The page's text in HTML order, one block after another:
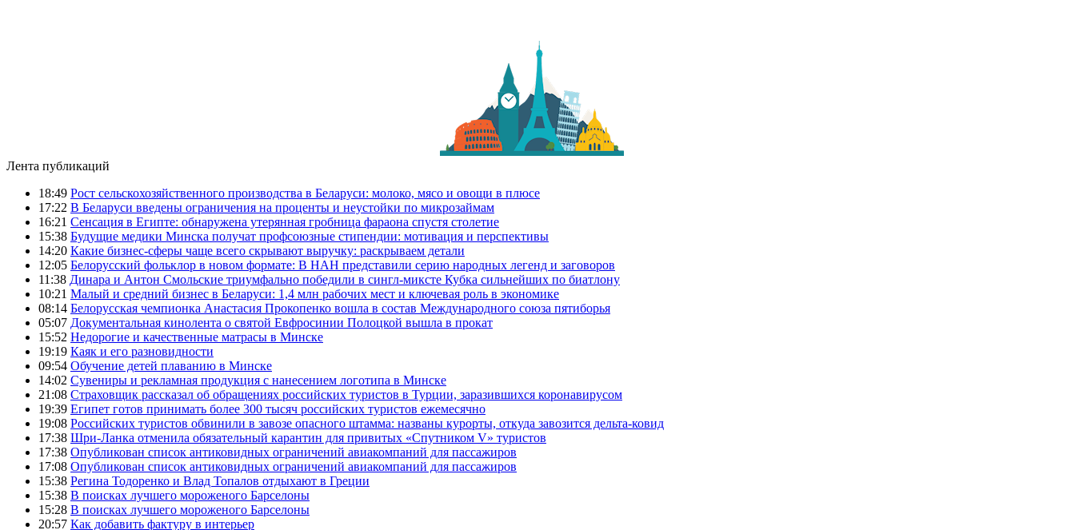
Лента публикаций
18:49 Рост сельскохозяйственного производства в Беларуси: молоко, мясо и овощи в плюсе
17:22 В Беларуси введены ограничения на проценты и неустойки по микрозаймам
16:21 Сенсация в Египте: обнаружена утерянная гробница фараона спустя столетие
15:38 Будущие медики Минска получат профсоюзные стипендии: мотивация и перспективы
14:20 Какие бизнес-сферы чаще всего скрывают выручку: раскрываем детали
12:05 Белорусский фольклор в новом формате: В НАН представили серию народных легенд и заговоров
11:38 Динара и Антон Смольские триумфально победили в сингл-миксте Кубка сильнейших по биатлону
10:21 Малый и средний бизнес в Беларуси: 1,4 млн рабочих мест и ключевая роль в экономике
08:14 Белорусская чемпионка Анастасия Прокопенко вошла в состав Международного союза пятиборья
05:07 Документальная кинолента о святой Евфросинии Полоцкой вышла в прокат
15:52 Недорогие и качественные матрасы в Минске
19:19 Каяк и его разновидности
09:54 Обучение детей плаванию в Минске
14:02 Сувениры и рекламная продукция с нанесением логотипа в Минске
21:08 Страховщик рассказал об обращениях российских туристов в Турции, заразившихся коронавирусом
19:39 Египет готов принимать более 300 тысяч российских туристов ежемесячно
19:08 Российских туристов обвинили в завозе опасного штамма: названы курорты, откуда завозится дельта-ковид
17:38 Шри-Ланка отменила обязательный карантин для привитых «Спутником V» туристов
17:38 Опубликован список антиковидных ограничений авиакомпаний для пассажиров
17:08 Опубликован список антиковидных ограничений авиакомпаний для пассажиров
15:38 Регина Тодоренко и Влад Топалов отдыхают в Греции
15:38 В поисках лучшего мороженого Барселоны
15:28 В поисках лучшего мороженого Барселоны
20:57 Как добавить фактуру в интерьер